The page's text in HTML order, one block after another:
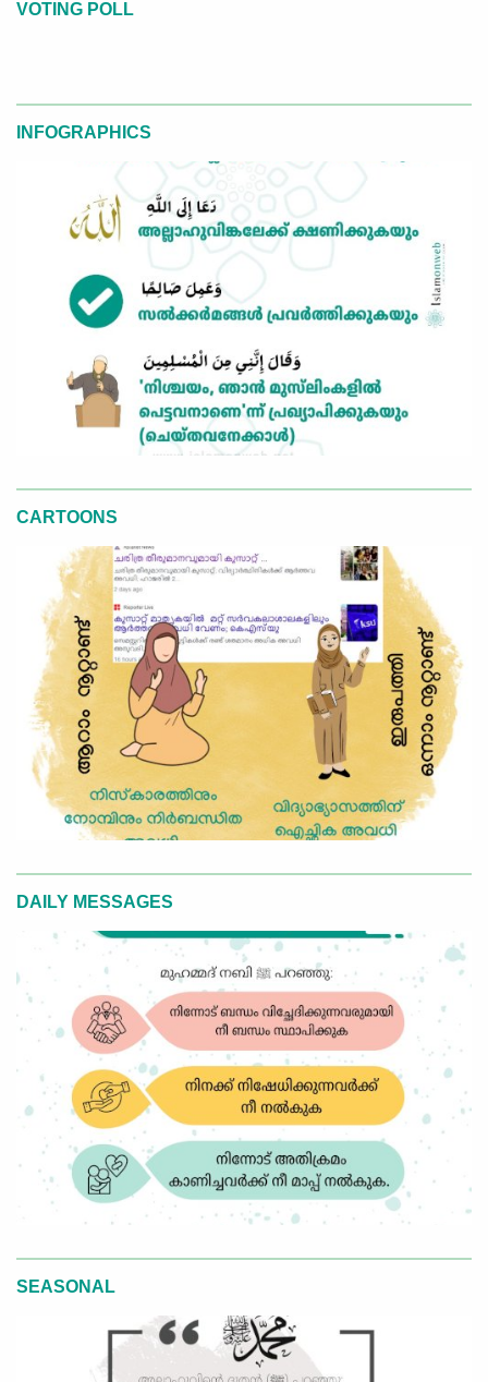
VOTING POLL
INFOGRAPHICS
CARTOONS
DAILY MESSAGES
SEASONAL